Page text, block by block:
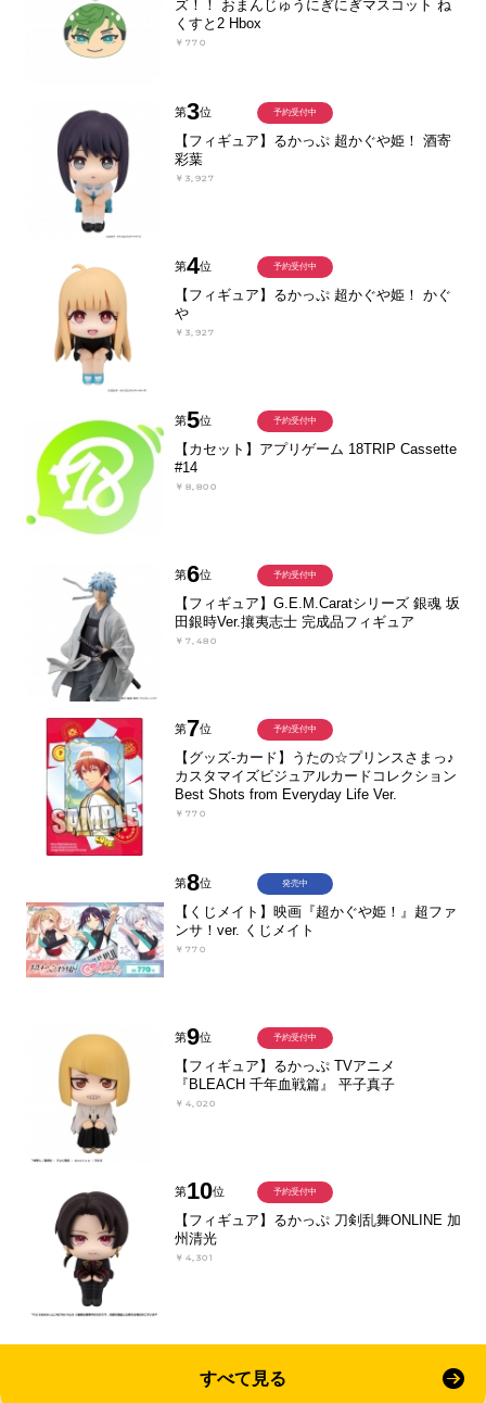
ズ！！ おまんじゅうにぎにぎマスコット ね
くすと2 Hbox
￥770
第3位
【フィギュア】るかっぷ 超かぐや姫！ 酒寄
彩葉
￥3,927
予約受付中
第4位
【フィギュア】るかっぷ 超かぐや姫！ かぐ
や
￥3,927
予約受付中
第5位
【カセット】アプリゲーム 18TRIP Cassette
#14
￥8,800
予約受付中
第6位
【フィギュア】G.E.M.Caratシリーズ 銀魂 坂
田銀時Ver.攘夷志士 完成品フィギュア
￥7,480
予約受付中
第7位
【グッズ-カード】うたの☆プリンスさまっ♪
カスタマイズビジュアルカードコレクション
Best Shots from Everyday Life Ver.
￥770
予約受付中
第8位
【くじメイト】映画『超かぐや姫！』超ファ
ンサ！ver. くじメイト
￥770
発売中
第9位
【フィギュア】るかっぷ TVアニメ
『BLEACH 千年血戦篇』 平子真子
￥4,020
予約受付中
第10位
【フィギュア】るかっぷ 刀剣乱舞ONLINE 加
州清光
￥4,301
予約受付中
すべて見る